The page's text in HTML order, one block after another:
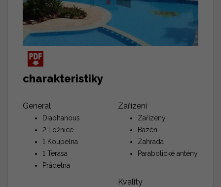
charakteristiky
General
Diaphanous
2 Ložnice
1 Koupelna
1 Terasa
Prádelna
Zařízení
Zařízený
Bazén
Zahrada
Parabolické antény
Kvality